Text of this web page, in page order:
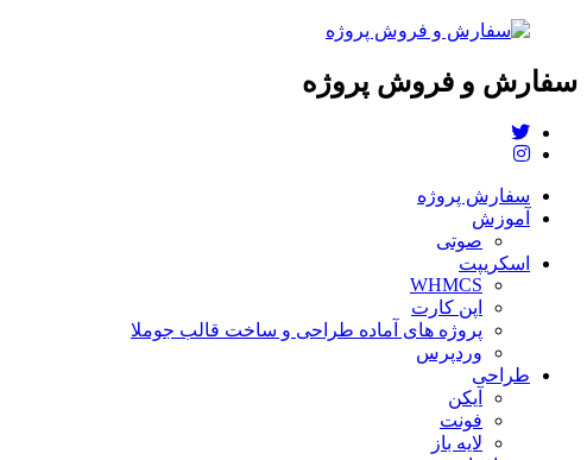
سفارش و فروش پروژه
سفارش پروژه
آموزش
صوتی
اسکریپت
WHMCS
اپن کارت
پروژه های آماده طراحی و ساخت قالب جوملا
وردپرس
طراحی
آیکن
فونت
لایه باز